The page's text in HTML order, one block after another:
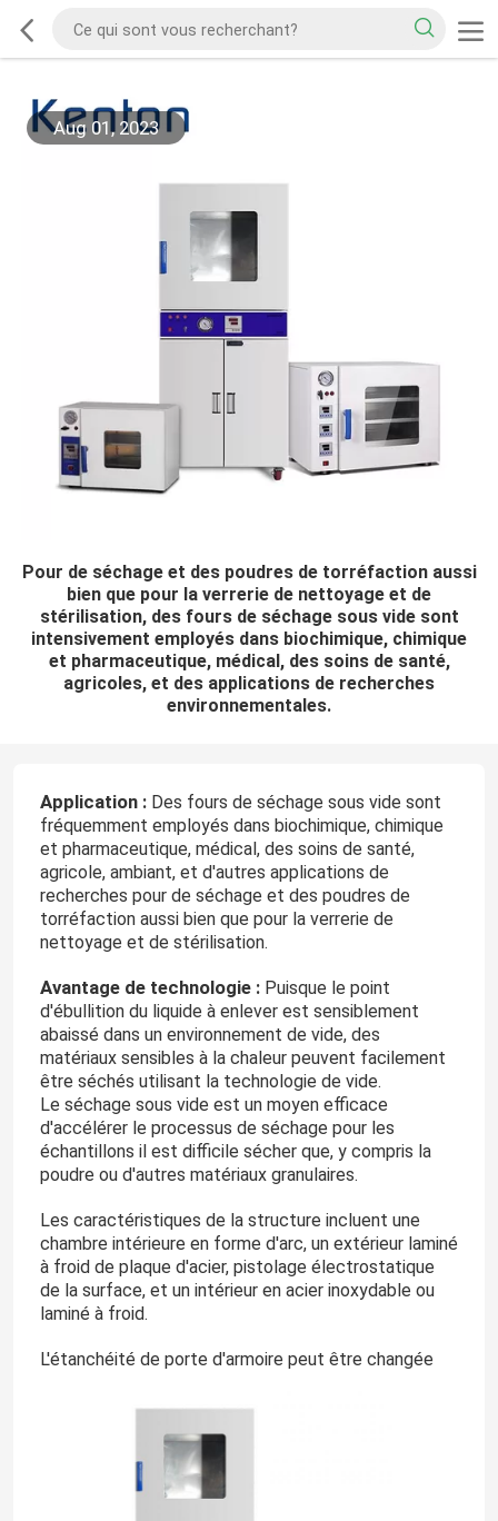
Aug 01, 2023
Pour de séchage et des poudres de torréfaction aussi
bien que pour la verrerie de nettoyage et de
stérilisation, des fours de séchage sous vide sont
intensivement employés dans biochimique, chimique
et pharmaceutique, médical, des soins de santé,
agricoles, et des applications de recherches
environnementales.
Application:Des fours de séchage sous vide sont
fréquemment employés dans biochimique, chimique
et pharmaceutique, médical, des soins de santé,
agricole, ambiant, et d'autres applications de
recherches pour de séchage et des poudres de
torréfaction aussi bien que pour la verrerie de
nettoyage et de stérilisation.
Avantage de technologie:Puisque le point
d'ébullition du liquide à enlever est sensiblement
abaissé dans un environnement de vide, des
matériaux sensibles à la chaleur peuvent facilement
être séchés utilisant la technologie de vide.
Le séchage sous vide est un moyen efficace
d'accélérer le processus de séchage pour les
échantillons il est difficile sécher que, y compris la
poudre ou d'autres matériaux granulaires.
Les caractéristiques de la structure incluent une
chambre intérieure en forme d'arc, un extérieur laminé
à froid de plaque d'acier, pistolage électrostatique
de la surface, et un intérieur en acier inoxydable ou
laminé à froid.
L'étanchéité de porte d'armoire peut être changée